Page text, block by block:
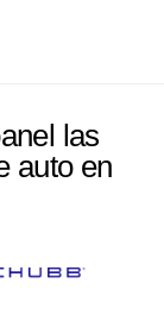
las
auto en